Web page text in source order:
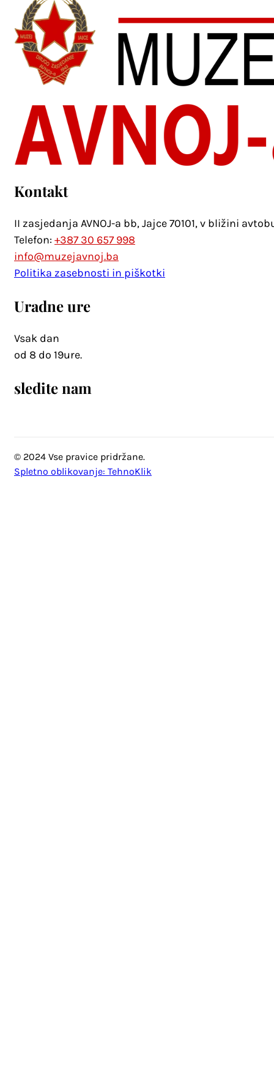
Kontakt
II zasjedanja AVNOJ-a bb, Jajce 70101, v bližini
Telefon: +387 30 657 998
info@muzejavnoj.ba
Politika zasebnosti in piškotki
Uradne ure
Vsak dan
od 8 do 19ure.
sledite nam
© 2024 Vse pravice pridržane.
Spletno oblikovanje: TehnoKlik